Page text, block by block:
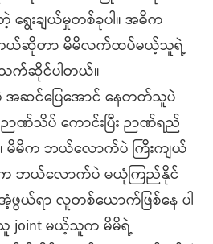
းချယ်မှုတစ်ခုပါ။ အဓိက
တယ်ဆိုတာ မိမိလက်ထပ်မယ့်သူရဲ့
က်ဆိုင်ပါတယ်။
င်ပြေအောင် နေတတ်သူပဲ
ာဏ်သိပ် ကောင်းပြီး ဉာဏ်ရည်
မိမိက ဘယ်လောက်ပဲ ကြီးကျယ်
မိမိက ဘယ်လောက်ပဲ မယုံကြည်နိုင်
ယ်ရာ လူတစ်ယောက်ဖြစ်နေ ပါ
သူ joint မယ့်သူက မိမိရဲ့